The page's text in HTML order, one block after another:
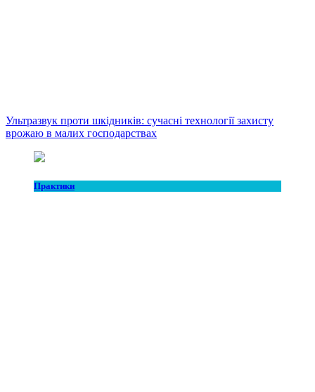
Ультразвук проти шкідників: сучасні технології захисту
врожаю в малих господарствах
Практики